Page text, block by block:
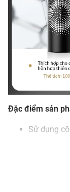
Đặc điểm sản
Sử dụng
nước,
điểm; đầu
độ của